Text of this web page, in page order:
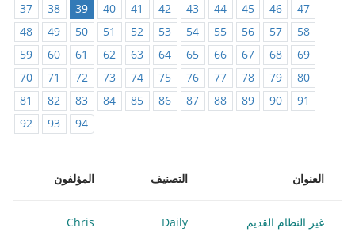
37
38 39 40 41 42 43 44 45 46
47
48
49 50 51 52 53 54 55 56 57
58
59
60 61 62 63 64 65 66 67 68
69
70
71 72 73 74 75 76 77 78 79
80
81
82 83 84 85 86 87 88 89 90
91
92
93 94
العنوان التصنيف المؤلفون
غير النظام القديم
Daily
Chris